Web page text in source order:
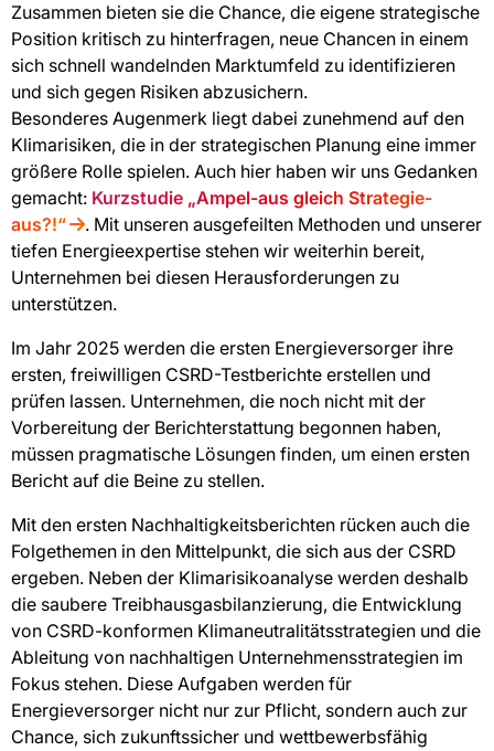
Zusammen bieten sie die Chance, die eigene strategische
Position kritisch zu hinterfragen, neue Chancen in einem
sich schnell wandelnden Marktumfeld zu identifizieren
und sich gegen Risiken abzusichern.
Besonderes Augenmerk liegt dabei zunehmend auf den
Klimarisiken, die in der strategischen Planung eine immer
größere Rolle spielen. Auch hier haben wir uns Gedanken
gemacht: Kurzstudie „Ampel-aus gleich Strategie-
aus?!“
. Mit unseren ausgefeilten Methoden und unserer
tiefen Energieexpertise stehen wir weiterhin bereit,
Unternehmen bei diesen Herausforderungen zu
unterstützen.
Im Jahr 2025 werden die ersten Energieversorger ihre
ersten, freiwilligen CSRD-Testberichte erstellen und
prüfen lassen. Unternehmen, die noch nicht mit der
Vorbereitung der Berichterstattung begonnen haben,
müssen pragmatische Lösungen finden, um einen ersten
Bericht auf die Beine zu stellen.
Mit den ersten Nachhaltigkeitsberichten rücken auch die
Folgethemen in den Mittelpunkt, die sich aus der CSRD
ergeben. Neben der Klimarisikoanalyse werden deshalb
die saubere Treibhausgasbilanzierung, die Entwicklung
von CSRD-konformen Klimaneutralitätsstrategien und die
Ableitung von nachhaltigen Unternehmensstrategien im
Fokus stehen. Diese Aufgaben werden für
Energieversorger nicht nur zur Pflicht, sondern auch zur
Chance, sich zukunftssicher und wettbewerbsfähig